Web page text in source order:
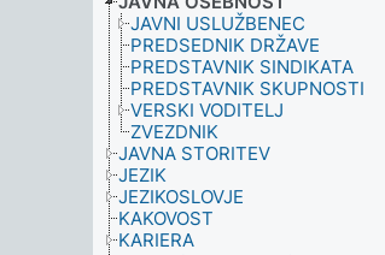
JAVNI USLUŽBENEC
PREDSEDNIK DRŽAVE
PREDSTAVNIK SINDIKATA
PREDSTAVNIK SKUPNOSTI
VERSKI VODITELJ
ZVEZDNIK
JAVNA STORITEV
JEZIK
JEZIKOSLOVJE
KAKOVOST
KARIERA